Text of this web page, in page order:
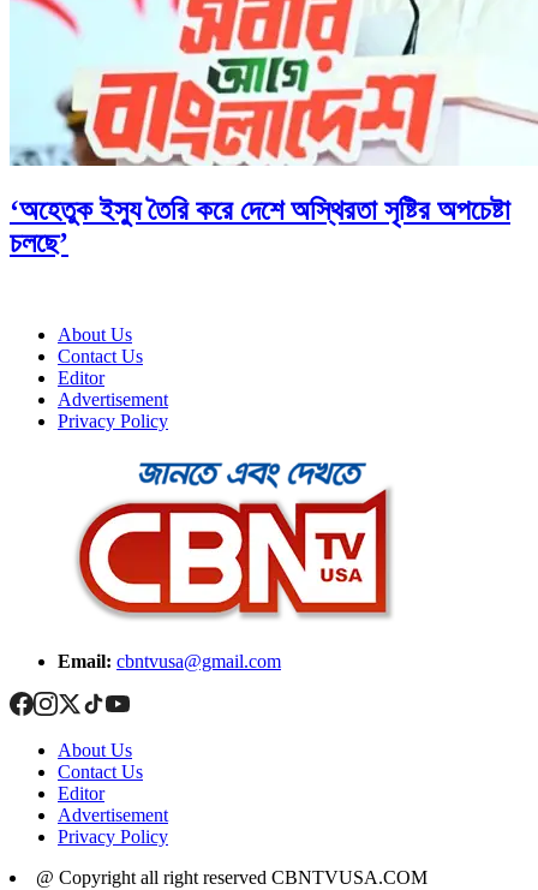
‘অহেতুক ইস্যু তৈরি করে দেশে অস্থিরতা সৃষ্টির অপচেষ্টা
চলছে’
About Us
Contact Us
Editor
Advertisement
Privacy Policy
Email: cbntvusa@gmail.com
About Us
Contact Us
Editor
Advertisement
Privacy Policy
@ Copyright all right reserved CBNTVUSA.COM